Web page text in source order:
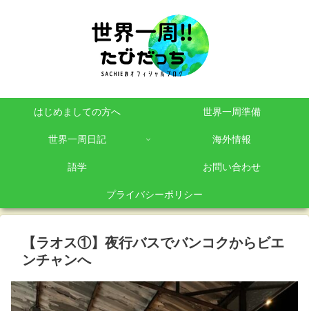
はじめましての方へ 世界一周準備
世界一周日記 海外情報
語学 お問い合わせ
プライバシーポリシー
【ラオス①】夜行バスでバンコクからビエ
ンチャンへ